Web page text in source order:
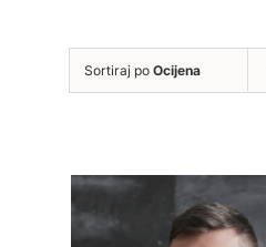
Sortiraj po Ocijena